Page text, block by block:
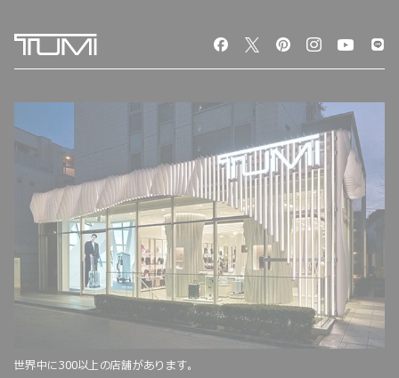
世界中に300以上の店舗があります。